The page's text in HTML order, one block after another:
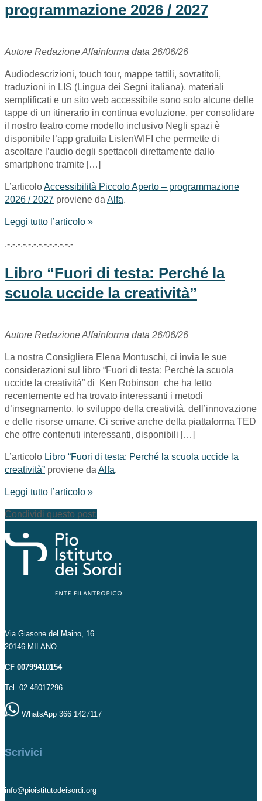
programmazione 2026 / 2027
Autore Redazione Alfainforma data 26/06/26
Audiodescrizioni, touch tour, mappe tattili, sovratitoli,
traduzioni in LIS (Lingua dei Segni italiana), materiali
semplificati e un sito web accessibile sono solo alcune delle
tappe di un itinerario in continua evoluzione, per consolidare
il nostro teatro come modello inclusivo Negli spazi è
disponibile l’app gratuita ListenWIFI che permette di
ascoltare l’audio degli spettacoli direttamente dallo
smartphone tramite […]
L’articoloAccessibilità Piccolo Aperto – programmazione
2026 / 2027 proviene da Alfa.
Leggi tutto l’articolo »
.-.-.-.-.-.-.-.-.-.-.-.-.-
Libro “Fuori di testa: Perché la
scuola uccide la creatività”
Autore Redazione Alfainforma data 26/06/26
La nostra Consigliera Elena Montuschi, ci invia le sue
considerazioni sul libro “Fuori di testa: Perché la scuola
uccide la creatività” di Ken Robinson che ha letto
recentemente ed ha trovato interessanti i metodi
d’insegnamento, lo sviluppo della creatività, dell’innovazione
e delle risorse umane. Ci scrive anche della piattaforma TED
che offre contenuti interessanti, disponibili […]
L’articolo Libro “Fuori di testa: Perché la scuola uccide la
creatività” proviene da Alfa.
Leggi tutto l’articolo »
Condividi questo post:
Via Giasone del Maino, 16
20146 MILANO
CF 00799410154
Tel. 02 48017296
WhatsApp 366 1427117
Scrivici
info@pioistitutodeisordi.org